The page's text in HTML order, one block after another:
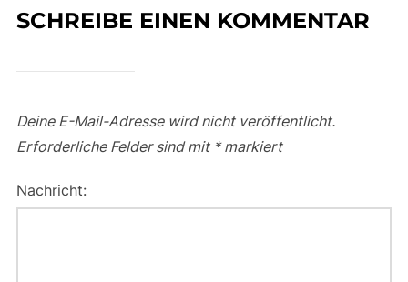
SCHREIBE EINEN KOMMENTAR
Deine E-Mail-Adresse wird nicht veröffentlicht.
Erforderliche Felder sind mit *markiert
Nachricht: